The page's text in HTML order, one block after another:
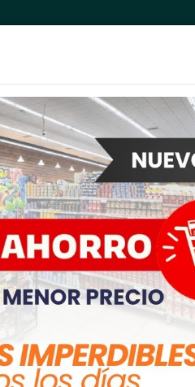
GENERAL LAGOS POLICIALES